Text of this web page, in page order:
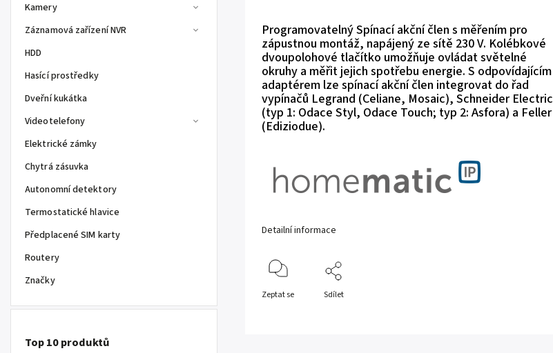
Kamery
Záznamová zařízení NVR
HDD
Hasící prostředky
Dveřní kukátka
Videotelefony
Elektrické zámky
Chytrá zásuvka
Autonomní detektory
Termostatické hlavice
Předplacené SIM karty
Routery
Značky
Top 10 produktů
Programovatelný Spínací akční člen s měřením pro
zápustnou montáž, napájený ze sítě 230 V. Kolébkové
dvoupolohové tlačítko umožňuje ovládat světelné
okruhy a měřit jejich spotřebu energie. S odpovídajícím
adaptérem lze spínací akční člen integrovat do řad
vypínačů Legrand (Celiane, Mosaic), Schneider Electric
(typ 1: Odace Styl, Odace Touch; typ 2: Asfora) a Feller
(Ediziodue).
Detailní informace
Zeptat se Sdílet